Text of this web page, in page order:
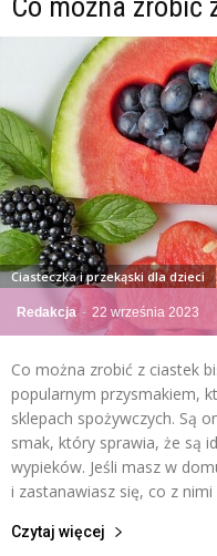
Co można zrobić
Redakcja - 22 września 2023
Ciasteczka i przekąski dla dzieci
Co można zrobić z ciastek
popularnym przysmakiem,
sklepach spożywczych. Są
smak, który sprawia, że są
wypieków. Jeśli masz w
i zastanawiasz się, co z
Czytaj więcej